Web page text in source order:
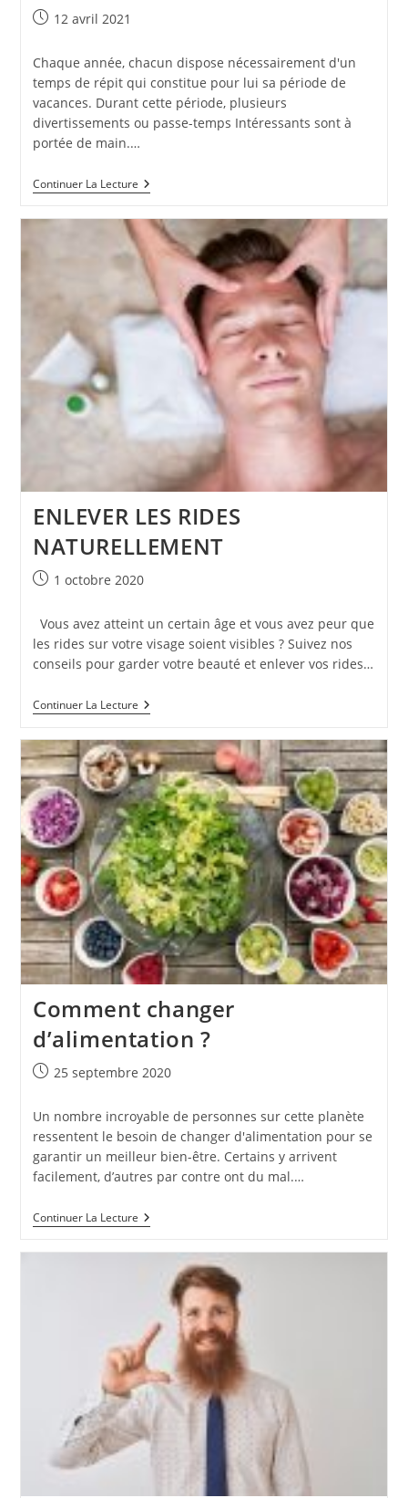
Publication
12 avril 2021
Chaque année, chacun dispose nécessairement d'un
temps de répit qui constitue pour lui sa période de
vacances. Durant cette période, plusieurs
divertissements ou passe-temps Intéressants sont à
portée de main.…
Continuer La LectureL’essentiel
Pour
Vacances
Rêve
En
Afrique
ENLEVER LES RIDES
NATURELLEMENT
Publication
1 octobre 2020
Vous avez atteint un certain âge et vous avez peur que
les rides sur votre visage soient visibles ? Suivez nos
conseils pour garder votre beauté et enlever vos rides…
Continuer La LectureENLEVER
LES
NATURELLEMENT
Comment changer
d’alimentation ?
Publication
25 septembre 2020
Un nombre incroyable de personnes sur cette planète
ressentent le besoin de changer d'alimentation pour se
garantir un meilleur bien-être. Certains y arrivent
facilement, d’autres par contre ont du mal.…
Continuer La LectureComment
Changer